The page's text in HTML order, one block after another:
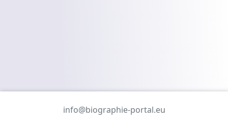
info@biographie-portal.eu